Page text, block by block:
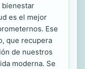
bienestar
es el mejor
Ese
que recupera
de nuestros
moderna. Se